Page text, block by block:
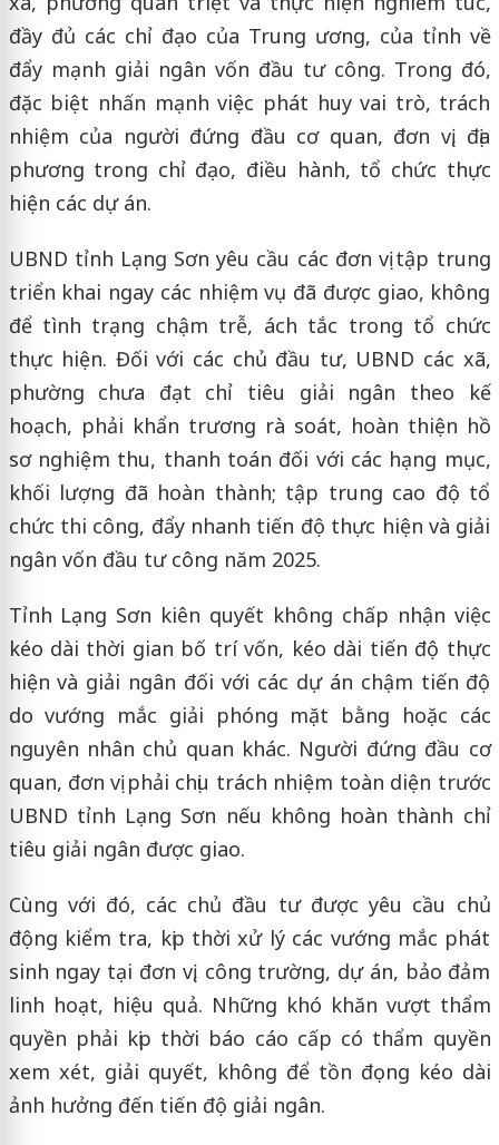
đầy đủ các chỉ đạo của Trung ương, của tỉnh về
đẩy mạnh giải ngân vốn đầu tư công. Trong đó,
đặc biệt nhấn mạnh việc phát huy vai trò, trách
nhiệm của người đứng đầu cơ quan, đơn vị, địa
phương trong chỉ đạo, điều hành, tổ chức thực
hiện các dự án.
UBND tỉnh Lạng Sơn yêu cầu các đơn vị tập trung
triển khai ngay các nhiệm vụ đã được giao, không
để tình trạng chậm trễ, ách tắc trong tổ chức
thực hiện. Đối với các chủ đầu tư, UBND các xã,
phường chưa đạt chỉ tiêu giải ngân theo kế
hoạch, phải khẩn trương rà soát, hoàn thiện hồ
sơ nghiệm thu, thanh toán đối với các hạng mục,
khối lượng đã hoàn thành; tập trung cao độ tổ
chức thi công, đẩy nhanh tiến độ thực hiện và giải
ngân vốn đầu tư công năm 2025.
Tỉnh Lạng Sơn kiên quyết không chấp nhận việc
kéo dài thời gian bố trí vốn, kéo dài tiến độ thực
hiện và giải ngân đối với các dự án chậm tiến độ
do vướng mắc giải phóng mặt bằng hoặc các
nguyên nhân chủ quan khác. Người đứng đầu cơ
quan, đơn vị phải chịu trách nhiệm toàn diện trước
UBND tỉnh Lạng Sơn nếu không hoàn thành chỉ
tiêu giải ngân được giao.
Cùng với đó, các chủ đầu tư được yêu cầu chủ
động kiểm tra, kịp thời xử lý các vướng mắc phát
sinh ngay tại đơn vị, công trường, dự án, bảo đảm
linh hoạt, hiệu quả. Những khó khăn vượt thẩm
quyền phải kịp thời báo cáo cấp có thẩm quyền
xem xét, giải quyết, không để tồn đọng kéo dài
ảnh hưởng đến tiến độ giải ngân.